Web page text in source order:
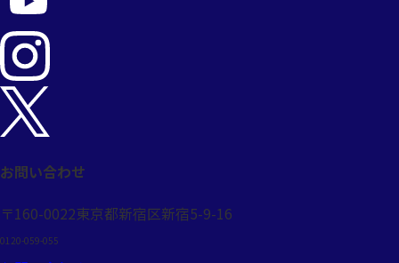
お問い合わせ
〒160-0022東京都新宿区新宿5-9-16
0120-059-055